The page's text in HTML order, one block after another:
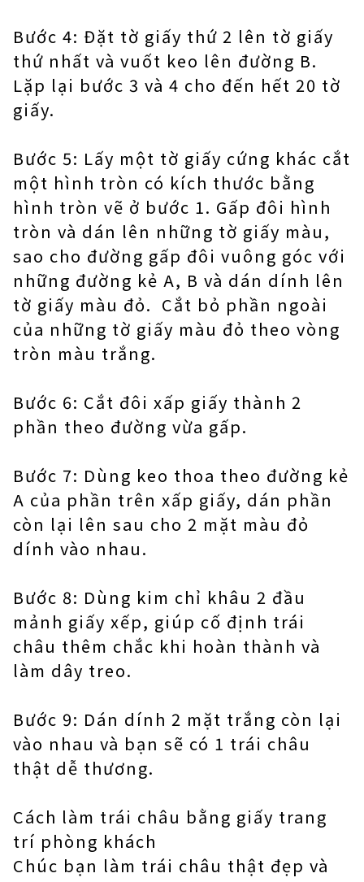
Bước 4: Đặt tờ giấy thứ 2 lên tờ giấy
thứ nhất và vuốt keo lên đường B.
Lặp lại bước 3 và 4 cho đến hết 20 tờ
giấy.
Bước 5: Lấy một tờ giấy cứng khác cắt
một hình tròn có kích thước bằng
hình tròn vẽ ở bước 1. Gấp đôi hình
tròn và dán lên những tờ giấy màu,
sao cho đường gấp đôi vuông góc với
những đường kẻ A, B và dán dính lên
tờ giấy màu đỏ. Cắt bỏ phần ngoài
của những tờ giấy màu đỏ theo vòng
tròn màu trắng.
Bước 6: Cắt đôi xấp giấy thành 2
phần theo đường vừa gấp.
Bước 7: Dùng keo thoa theo đường kẻ
A của phần trên xấp giấy, dán phần
còn lại lên sau cho 2 mặt màu đỏ
dính vào nhau.
Bước 8: Dùng kim chỉ khâu 2 đầu
mảnh giấy xếp, giúp cố định trái
châu thêm chắc khi hoàn thành và
làm dây treo.
Bước 9: Dán dính 2 mặt trắng còn lại
vào nhau và bạn sẽ có 1 trái châu
thật dễ thương.
Cách làm trái châu bằng giấy trang
trí phòng khách
Chúc bạn làm trái châu thật đẹp và